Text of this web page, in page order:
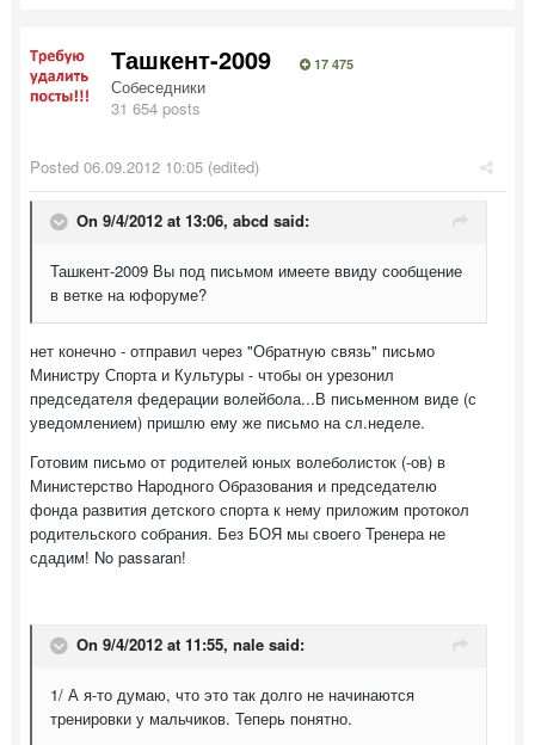
Ташкент-2009 17 475
Собеседники
31 654 posts
Posted 06.09.2012 10:05 (edited)
On 9/4/2012 at 13:06, abcd said:
Ташкент-2009 Вы под письмом имеете ввиду сообщение
в ветке на юфоруме?
нет конечно - отправил через "Обратную связь" письмо
Министру Спорта и Культуры - чтобы он урезонил
председателя федерации волейбола...В письменном виде (с
уведомлением) пришлю ему же письмо на сл.неделе.
Готовим письмо от родителей юных волеболисток (-ов) в
Министерство Народного Образования и председателю
фонда развития детского спорта к нему приложим протокол
родительского собрания. Без БОЯ мы своего Тренера не
сдадим! No passaran!
On 9/4/2012 at 11:55, nale said:
1/ А я-то думаю, что это так долго не начинаются
тренировки у мальчиков. Теперь понятно.